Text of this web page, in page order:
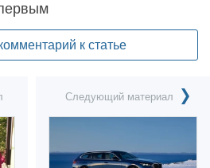
к статье
Следующий материал